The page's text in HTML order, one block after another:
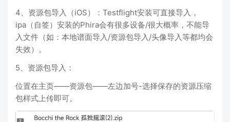
4、资源包导入（iOS）：Testflight安装可直接导入，
ipa（自签）安装的Phira会有很多设备/很大概率，不能导
入文件（如：本地谱面导入/资源包导入/头像导入等都均会
失效）。
5、资源包导入：
位置在主页——资源包——左边加号-选择保存的资源压缩
包样式上传即可。